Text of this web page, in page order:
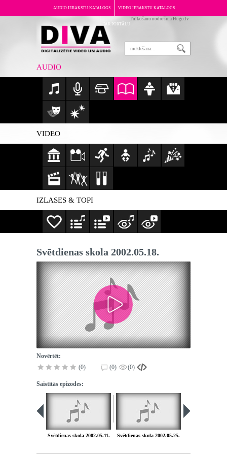
AUDIO IERAKSTU KATALOGS VIDEO IERAKSTU KATALOGS
PAR PORTĀLU
Tulkošanu nodrošina Hugo.lv
AUDIO
VIDEO
IZLASES & TOPI
Svētdienas skola 2002.05.18.
Novērtēt:
(0)
(0) (0)
Saistītās epizodes:
Svētdienas skola 2002.05.11. Svētdienas skola 2002.05.25.